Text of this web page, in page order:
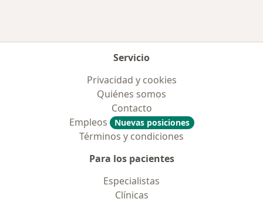
Servicio
Privacidad y cookies
Quiénes somos
Contacto
Empleos
Nuevas posiciones
Términos y condiciones
Para los pacientes
Especialistas
Clínicas